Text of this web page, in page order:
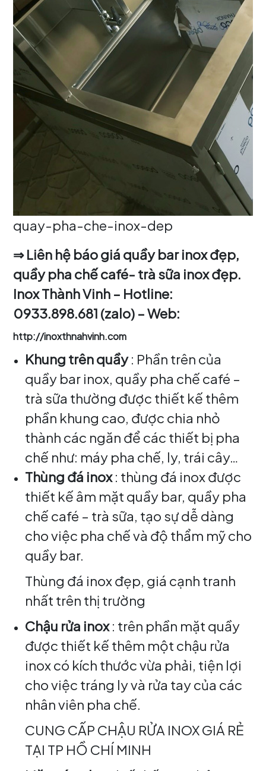
quay-pha-che-inox-dep
⇒ Liên hệ báo giá quầy bar inox đẹp,
quầy pha chế café- trà sữa inox đẹp.
Inox Thành Vinh – Hotline:
0933.898.681 (zalo) – Web:
http://inoxthnahvinh.com
Khung trên quầy: Phần trên của
quầy bar inox, quầy pha chế café –
trà sữa thường được thiết kế thêm
phần khung cao, được chia nhỏ
thành các ngăn để các thiết bị pha
chế như: máy pha chế, ly, trái cây…
Thùng đá inox: thùng đá inox được
thiết kế âm mặt quầy bar, quầy pha
chế café – trà sữa, tạo sự dễ dàng
cho việc pha chế và độ thẩm mỹ cho
quầy bar.
Thùng đá inox đẹp, giá cạnh tranh
nhất trên thị trường
Chậu rửa inox: trên phần mặt quầy
được thiết kế thêm một chậu rửa
inox có kích thước vừa phải, tiện lợi
cho việc tráng ly và rửa tay của các
nhân viên pha chế.
CUNG CẤP CHẬU RỬA INOX GIÁ RẺ
TẠI TP HỒ CHÍ MINH